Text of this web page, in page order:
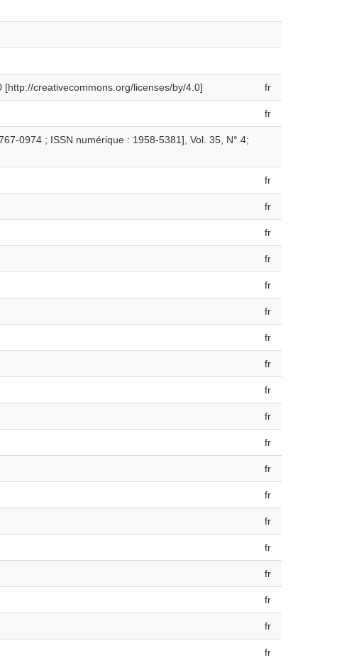
creativecommons.org/licenses/by/4.0] fr
fr
0974 ; ISSN numérique : 1958-5381], Vol. 35, N° 4;
fr
fr
fr
fr
fr
fr
fr
fr
fr
fr
fr
fr
fr
fr
fr
fr
fr
fr
fr